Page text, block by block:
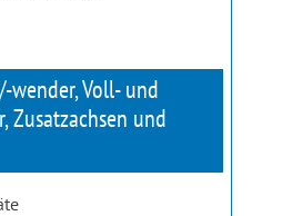
wender, Voll- und
Zusatzachsen und